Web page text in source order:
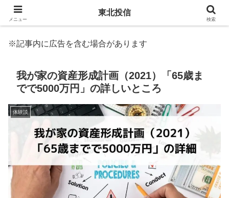
※記事内に広告を含む場合があります
我が家の資産形成計画（2021）「65歳ま
でで5000万円」の詳しいところ
体験談
メニュー
東北投信
検索